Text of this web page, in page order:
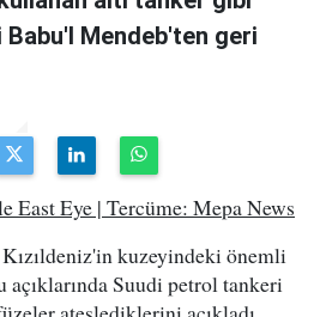
Babu'l Mendeb'ten geri
East Eye | Tercüme: Mepa News
kuzeyindeki önemli
Suudi petrol tankeri